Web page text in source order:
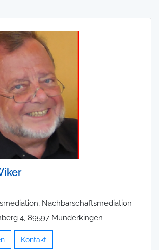
Nachbarschaftsmediation
4, 89597 Munderkingen
Kontakt